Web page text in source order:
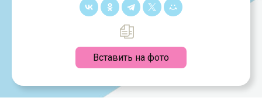
Вставить на фото